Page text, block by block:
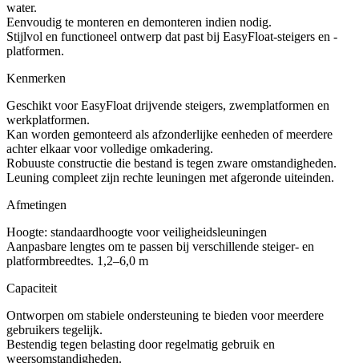
water.
Eenvoudig te monteren en demonteren indien nodig.
Stijlvol en functioneel ontwerp dat past bij EasyFloat-steigers en -
platformen.
Kenmerken
Geschikt voor EasyFloat drijvende steigers, zwemplatformen en
werkplatformen.
Kan worden gemonteerd als afzonderlijke eenheden of meerdere
achter elkaar voor volledige omkadering.
Robuuste constructie die bestand is tegen zware omstandigheden.
Leuning compleet zijn rechte leuningen met afgeronde uiteinden.
Afmetingen
Hoogte: standaardhoogte voor veiligheidsleuningen
Aanpasbare lengtes om te passen bij verschillende steiger- en
platformbreedtes. 1,2–6,0 m
Capaciteit
Ontworpen om stabiele ondersteuning te bieden voor meerdere
gebruikers tegelijk.
Bestendig tegen belasting door regelmatig gebruik en
weersomstandigheden.